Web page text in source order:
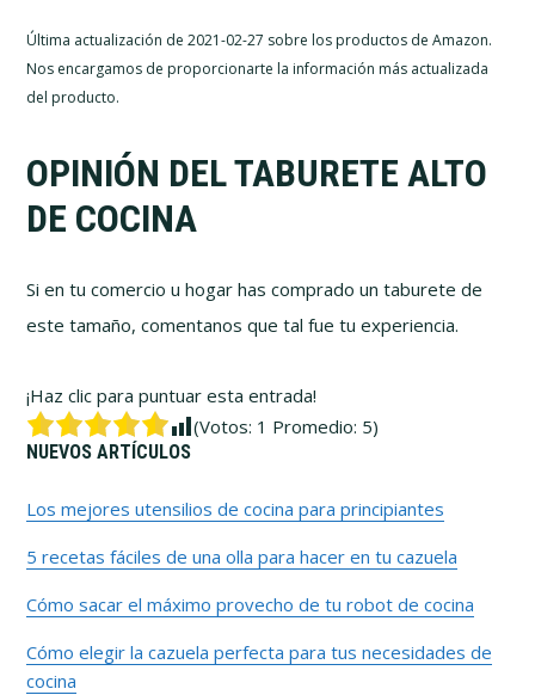
Última actualización de 2021-02-27 sobre los productos de Amazon.
Nos encargamos de proporcionarte la información más actualizada
del producto.
OPINIÓN DEL TABURETE ALTO
DE COCINA
Si en tu comercio u hogar has comprado un taburete de
este tamaño, comentanos que tal fue tu experiencia.
¡Haz clic para puntuar esta entrada!
(Votos: 1 Promedio: 5)
Barra
lateral
primaria
NUEVOS ARTÍCULOS
Los mejores utensilios de cocina para principiantes
5 recetas fáciles de una olla para hacer en tu cazuela
Cómo sacar el máximo provecho de tu robot de cocina
Cómo elegir la cazuela perfecta para tus necesidades de
cocina